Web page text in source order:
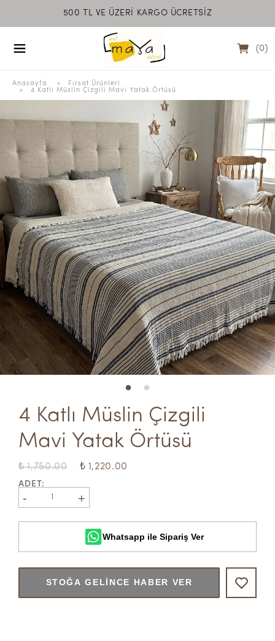
500 TL VE ÜZERİ KARGO ÜCRETSİZ
MEET MAYA
(0)
Anasayfa »
Fırsat Ürünleri
» 4 Katlı Müslin Çizgili Mavi Yatak Örtüsü
4 Katlı Müslin Çizgili
Mavi Yatak Örtüsü
₺ 1,750.00 ₺ 1,220.00
ADET:
- 1 +
Whatsapp ile Sipariş Ver
STOĞA GELINCE HABER VER